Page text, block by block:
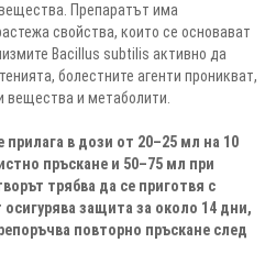
Препаратът има
свойства, които се основават
Bacillus subtilis активно да
болестните агенти проникват,
вещества и метаболити.
в дози от 20–25 мл на 10
пръскане и 50–75 мл при
трябва да се приготвя с
защита за около 14 дни,
повторно пръскане след